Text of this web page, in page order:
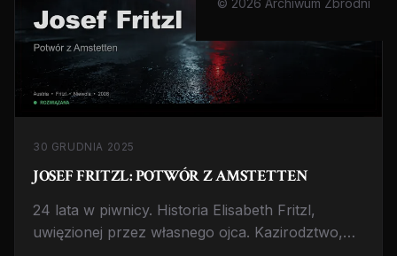
© 2026 Archiwum Zbrodni
30 GRUDNIA 2025
JOSEF FRITZL: POTWÓR Z AMSTETTEN
24 lata w piwnicy. Historia Elisabeth Fritzl,
uwięzionej przez własnego ojca. Kazirodztwo,